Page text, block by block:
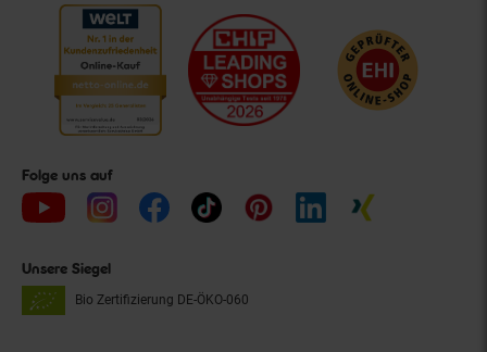
Folge uns auf
Unsere Siegel
Bio Zertifizierung DE-ÖKO-060